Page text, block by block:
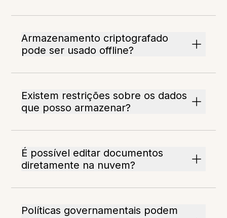
Armazenamento criptografado
pode ser usado offline?
Existem restrições sobre os dados
que posso armazenar?
É possível editar documentos
diretamente na nuvem?
Políticas governamentais podem